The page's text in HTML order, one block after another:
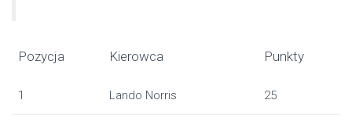
Pozycja Kierowca Punkty
1 Lando Norris 25